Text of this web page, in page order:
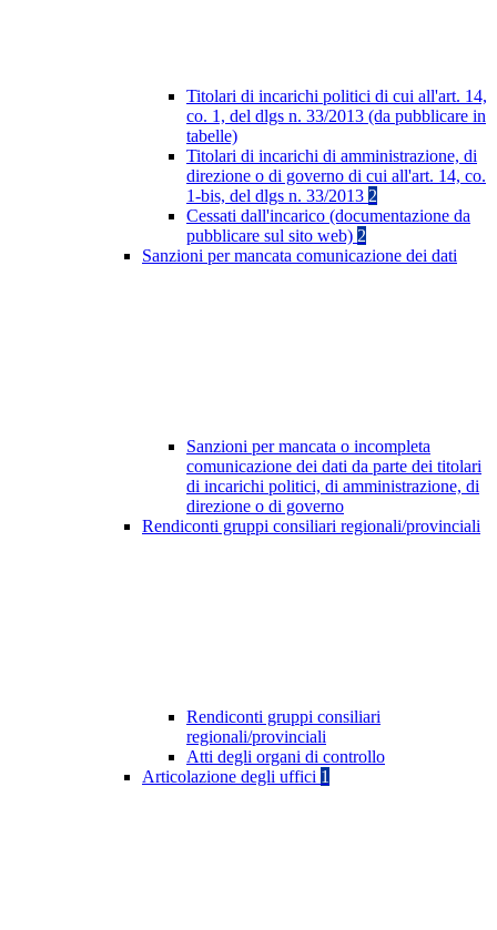
Titolari di incarichi politici di cui all'art. 14,
co. 1, del dlgs n. 33/2013 (da pubblicare in
tabelle)
Titolari di incarichi di amministrazione, di
direzione o di governo di cui all'art. 14, co.
1-bis, del dlgs n. 33/2013 2
Cessati dall'incarico (documentazione da
pubblicare sul sito web) 2
Sanzioni per mancata comunicazione dei dati
Sanzioni per mancata o incompleta
comunicazione dei dati da parte dei titolari
di incarichi politici, di amministrazione, di
direzione o di governo
Rendiconti gruppi consiliari regionali/provinciali
Rendiconti gruppi consiliari
regionali/provinciali
Atti degli organi di controllo
Articolazione degli uffici 1